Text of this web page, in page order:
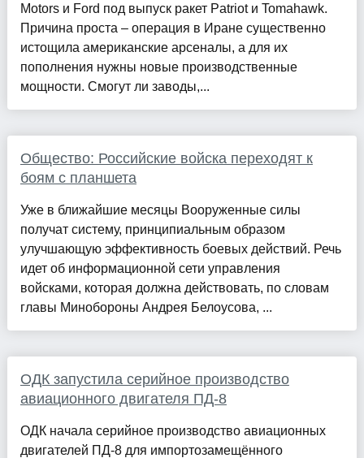
Motors и Ford под выпуск ракет Patriot и Tomahawk.
Причина проста – операция в Иране существенно
истощила американские арсеналы, а для их
пополнения нужны новые производственные
мощности. Смогут ли заводы,...
Общество: Российские войска переходят к
боям с планшета
Уже в ближайшие месяцы Вооруженные силы
получат систему, принципиальным образом
улучшающую эффективность боевых действий. Речь
идет об информационной сети управления
войсками, которая должна действовать, по словам
главы Минобороны Андрея Белоусова, ...
ОДК запустила серийное производство
авиационного двигателя ПД-8
ОДК начала серийное производство авиационных
двигателей ПД-8 для импортозамещённого